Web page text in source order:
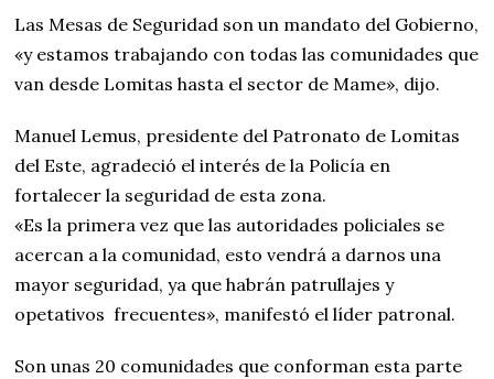
Las Mesas de Seguridad son un mandato del Gobierno,
«y estamos trabajando con todas las comunidades que
van desde Lomitas hasta el sector de Mame», dijo.
Manuel Lemus, presidente del Patronato de Lomitas
del Este, agradeció el interés de la Policía en
fortalecer la seguridad de esta zona.
«Es la primera vez que las autoridades policiales se
acercan a la comunidad, esto vendrá a darnos una
mayor seguridad, ya que habrán patrullajes y
opetativos frecuentes», manifestó el líder patronal.
Son unas 20 comunidades que conforman esta parte